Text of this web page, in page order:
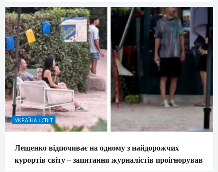
УКРАЇНА І СВІТ
Лещенко відпочиває на одному з найдорожчих
курортів світу – запитання журналістів проігнорував